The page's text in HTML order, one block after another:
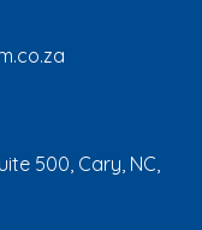
500, Cary, NC,